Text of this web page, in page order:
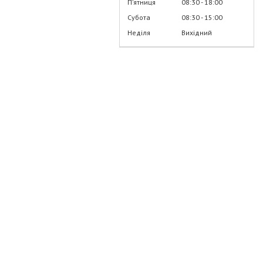
Пʼятниця 08:30 18:00
Субота
08:30 15:00
Неділя
Вихідний